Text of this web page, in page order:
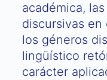
académica,
discursivas
los géneros
lingüístico
carácter